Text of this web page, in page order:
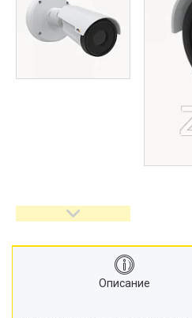
Описание